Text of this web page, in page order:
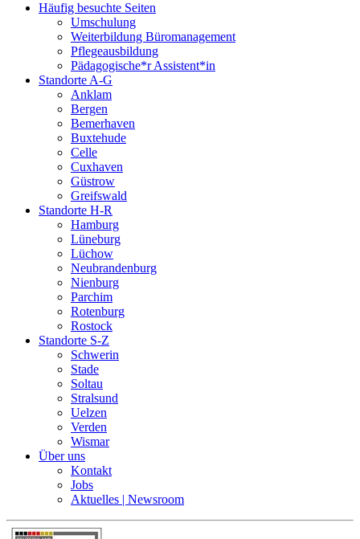
Häufig besuchte Seiten
Umschulung
Weiterbildung Büromanagement
Pflegeausbildung
Pädagogische*r Assistent*in
Standorte A-G
Anklam
Bergen
Bemerhaven
Buxtehude
Celle
Cuxhaven
Güstrow
Greifswald
Standorte H-R
Hamburg
Lüneburg
Lüchow
Neubrandenburg
Nienburg
Parchim
Rotenburg
Rostock
Standorte S-Z
Schwerin
Stade
Soltau
Stralsund
Uelzen
Verden
Wismar
Über uns
Kontakt
Jobs
Aktuelles | Newsroom